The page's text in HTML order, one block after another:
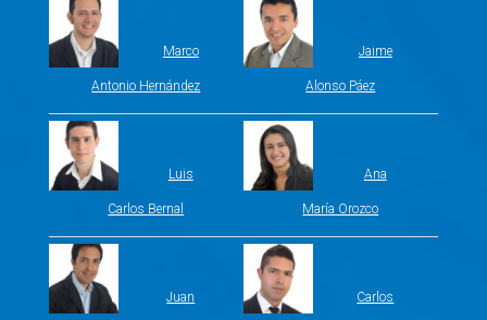
Marco
Antonio Hernández
Jaime
Alonso Páez
Luis
Carlos Bernal
Ana
María Orozco
Juan Carlos